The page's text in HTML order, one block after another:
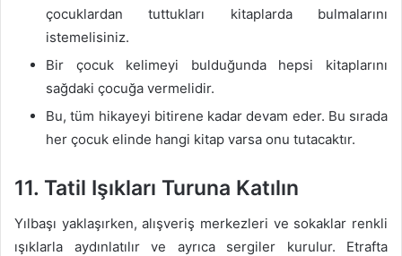
çocuklardan tuttukları kitaplarda bulmalarını
istemelisiniz.
Bir çocuk kelimeyi bulduğunda hepsi kitaplarını
sağdaki çocuğa vermelidir.
Bu, tüm hikayeyi bitirene kadar devam eder. Bu sırada
her çocuk elinde hangi kitap varsa onu tutacaktır.
11. Tatil Işıkları Turuna Katılın
Yılbaşı yaklaşırken, alışveriş merkezleri ve sokaklar renkli
ışıklarla aydınlatılır ve ayrıca sergiler kurulur. Etrafta